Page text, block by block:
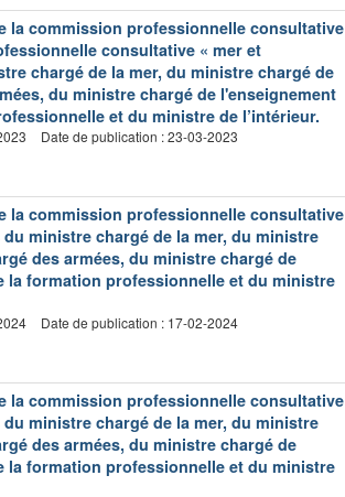
la commission professionnelle consultative
consultative « mer et
chargé de la mer, du ministre chargé de
du ministre chargé de l'enseignement
et du ministre de l’intérieur.
Date de publication : 23-03-2023
la commission professionnelle consultative
ministre chargé de la mer, du ministre
des armées, du ministre chargé de
la formation professionnelle et du ministre
Date de publication : 17-02-2024
la commission professionnelle consultative
ministre chargé de la mer, du ministre
des armées, du ministre chargé de
la formation professionnelle et du ministre